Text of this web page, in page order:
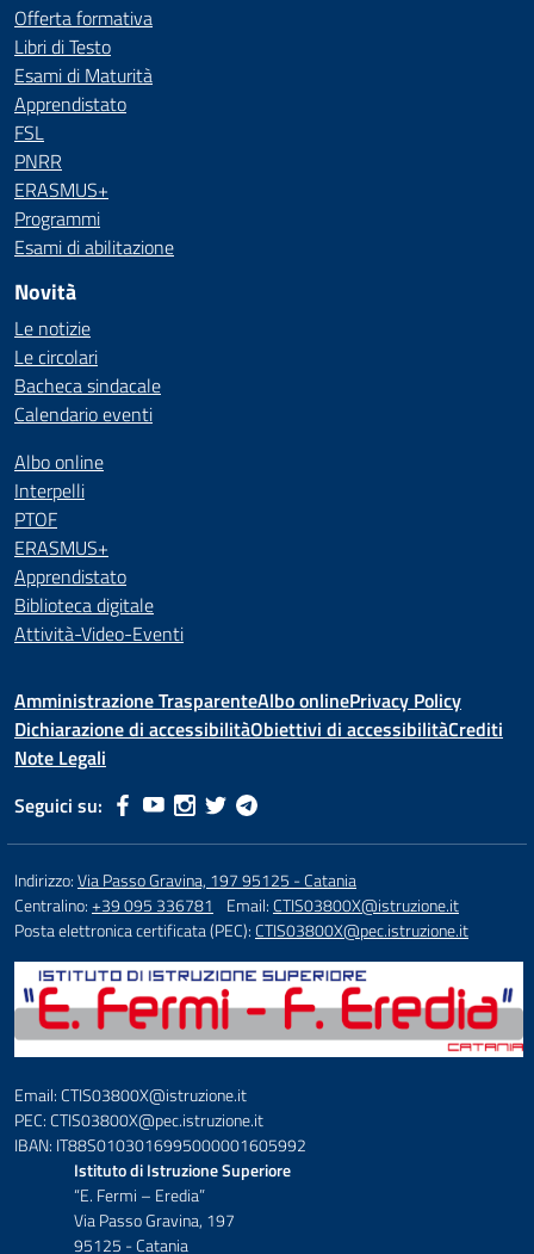
Offerta formativa
Libri di Testo
Esami di Maturità
Apprendistato
FSL
PNRR
ERASMUS+
Programmi
Esami di abilitazione
Novità
Le notizie
Le circolari
Bacheca sindacale
Calendario eventi
Albo online
Interpelli
PTOF
ERASMUS+
Apprendistato
Biblioteca digitale
Attività-Video-Eventi
Amministrazione TrasparenteAlbo onlinePrivacy Policy
Dichiarazione di accessibilitàObiettivi di accessibilitàCrediti
Note Legali
Seguici su:
Indirizzo:Via Passo Gravina, 197 95125 - Catania
Centralino:+39 095 336781 Email:CTIS03800X@istruzione.it
Posta elettronica certificata (PEC):CTIS03800X@pec.istruzione.it
Email: CTIS03800X@istruzione.it
PEC: CTIS03800X@pec.istruzione.it
IBAN: IT88S0103016995000001605992
Istituto di Istruzione Superiore
“E. Fermi – Eredia”
Via Passo Gravina, 197
95125 - Catania